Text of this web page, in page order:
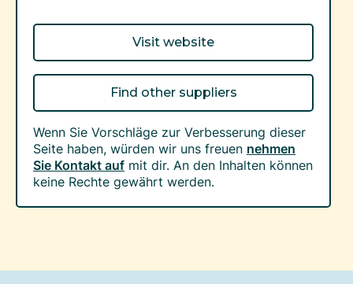
Visit website
Find other suppliers
Wenn Sie Vorschläge zur Verbesserung dieser
Seite haben, würden wir uns freuen nehmen
Sie Kontakt auf mit dir. An den Inhalten können
keine Rechte gewährt werden.